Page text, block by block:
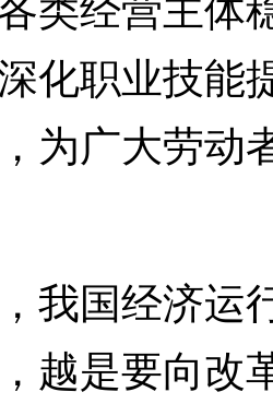
化职业技能
为广大劳动
国经济运
越是要向改